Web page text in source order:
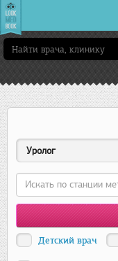
Врачи
Клиники
Лекарства
Акции
Услуги
Уролог
Детский врач